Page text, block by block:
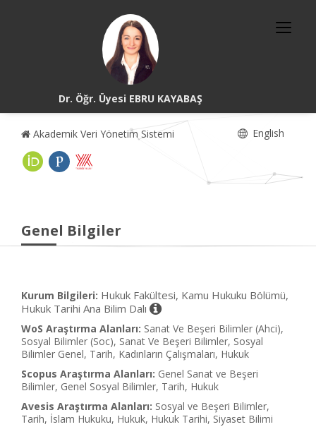
Dr. Öğr. Üyesi EBRU KAYABAŞ
Akademik Veri Yönetim Sistemi English
Genel Bilgiler
Kurum Bilgileri: Hukuk Fakültesi, Kamu Hukuku Bölümü,
Hukuk Tarihi Ana Bilim Dalı
WoS Araştırma Alanları: Sanat Ve Beşeri Bilimler (Ahci),
Sosyal Bilimler (Soc), Sanat Ve Beşeri Bilimler, Sosyal
Bilimler Genel, Tarih, Kadınların Çalışmaları, Hukuk
Scopus Araştırma Alanları: Genel Sanat ve Beşeri
Bilimler, Genel Sosyal Bilimler, Tarih, Hukuk
Avesis Araştırma Alanları: Sosyal ve Beşeri Bilimler,
Tarih, İslam Hukuku, Hukuk, Hukuk Tarihi, Siyaset Bilimi